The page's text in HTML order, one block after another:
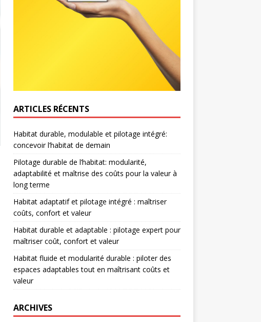
ARTICLES RÉCENTS
Habitat durable, modulable et pilotage intégré:
concevoir l’habitat de demain
Pilotage durable de l’habitat: modularité,
adaptabilité et maîtrise des coûts pour la valeur à
long terme
Habitat adaptatif et pilotage intégré : maîtriser
coûts, confort et valeur
Habitat durable et adaptable : pilotage expert pour
maîtriser coût, confort et valeur
Habitat fluide et modularité durable : piloter des
espaces adaptables tout en maîtrisant coûts et
valeur
ARCHIVES